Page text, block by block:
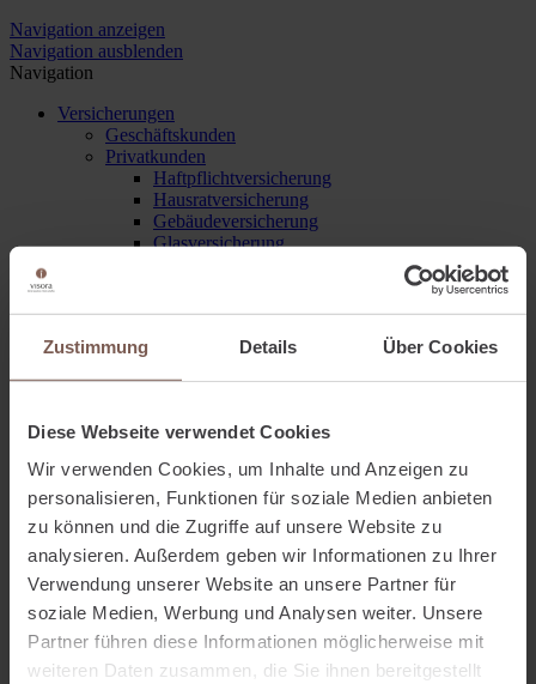
Zustimmung Details Über Cookies
Diese Webseite verwendet Cookies
Wir verwenden Cookies, um Inhalte und Anzeigen zu
personalisieren, Funktionen für soziale Medien anbieten
zu können und die Zugriffe auf unsere Website zu
analysieren. Außerdem geben wir Informationen zu Ihrer
Verwendung unserer Website an unsere Partner für
soziale Medien, Werbung und Analysen weiter. Unsere
Partner führen diese Informationen möglicherweise mit
weiteren Daten zusammen, die Sie ihnen bereitgestellt
Navigation anzeigen
Navigation ausblenden
Navigation
Versicherungen
Geschäftskunden
Privatkunden
Haftpflichtversicherung
Hausratversicherung
Gebäudeversicherung
Glasversicherung
Rechtsschutzversicherung
Fahrrad, E-Bike und Pedelecsversicherung
Tierhalterhaftpflichtversicherung
Hunde-OP-Versicherung
Pferde-OP-Versicherung
Krankenzusatzversicherung
Zahnzusatzversicherung
Krankenhauszusatzversicherung
Krankentagegeldversicherung
Auslandsreisekrankenversicherung
Gesetzliche Krankenversicherung
Anwartschaftsversicherung
Berufsunfähigkeitsversicherung